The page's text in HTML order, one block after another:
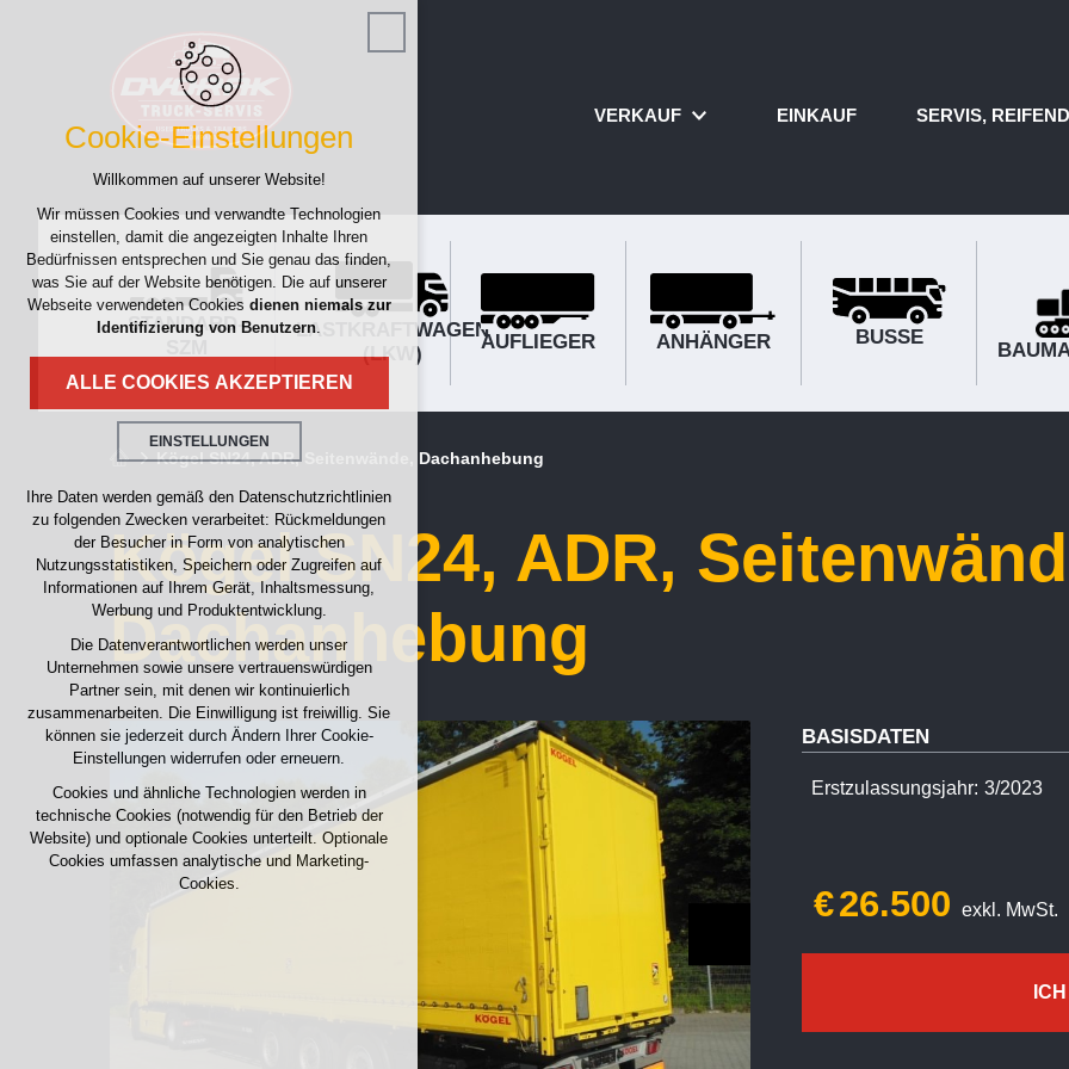
VERKAUF EINKAUF SERVIS,
STANDARD-
LASTKRAFTWAGEN
(LKW)
AUFLIEGER ANHÄNGER BUSSE
Kögel SN24, ADR, Seitenwände, Dachanhebung
Kögel SN24, ADR,
Dachanhebung
€26.500 exkl. MwSt.
BASISDATEN
Erstzulassungsjahr: 3/2023
Cookie-Einstellungen
Willkommen auf unserer Website!
Wir müssen Cookies und verwandte Technologien
einstellen, damit die angezeigten Inhalte Ihren
Bedürfnissen entsprechen und Sie genau das finden,
was Sie auf der Website benötigen. Die auf unserer
Webseite verwendeten Cookies dienen niemals zur
Identifizierung von Benutzern.
ALLE COOKIES AKZEPTIEREN
EINSTELLUNGEN
Technische Cookies
erforderlich für den Betrieb der Website
Aufrechterhaltung des Kontextes der Seite
(Session): etwaige Anmeldungen, Sprachwahl
usw.
Optionale Cookies
analytisch für anonymisierte Verkehrsanalyse
Marketing-Cookies (Google, Seznam,
Facebook)
ALLE COOKIES AKZEPTIEREN
OPTIONALE ABLEHNEN
Ihre Daten werden gemäß den Datenschutzrichtlinien
zu folgenden Zwecken verarbeitet: Rückmeldungen
der Besucher in Form von analytischen
Nutzungsstatistiken, Speichern oder Zugreifen auf
Informationen auf Ihrem Gerät, Inhaltsmessung,
Werbung und Produktentwicklung.
Die Datenverantwortlichen werden unser
Unternehmen sowie unsere vertrauenswürdigen
Partner sein, mit denen wir kontinuierlich
zusammenarbeiten. Die Einwilligung ist freiwillig. Sie
können sie jederzeit durch Ändern Ihrer Cookie-
Einstellungen widerrufen oder erneuern.
Cookies und ähnliche Technologien werden in
technische Cookies (notwendig für den Betrieb der
Website) und optionale Cookies unterteilt. Optionale
Cookies umfassen analytische und Marketing-
Cookies.